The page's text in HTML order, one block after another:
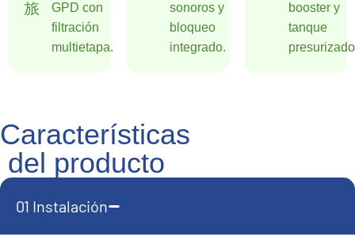
GPD con
filtración
multietapa.
sonoros y
bloqueo
integrado.
booster y
tanque
Características
del producto
01 Instalación